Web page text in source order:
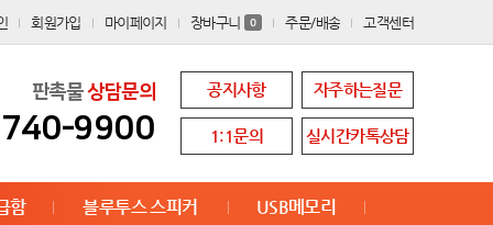
회원가입 마이페이지 장바구니 0 주문/배송 고객센터
판촉물상담문의
9900
공지사항 자주하는질문
1:1문의 실시간카톡상담
함 블루투스 스피커 USB메모리